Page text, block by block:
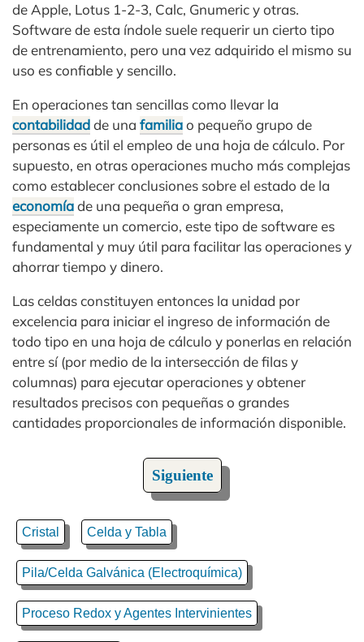
de Apple, Lotus 1-2-3, Calc, Gnumeric y otras.
Software de esta índole suele requerir un cierto tipo
de entrenamiento, pero una vez adquirido el mismo su
uso es confiable y sencillo.
En operaciones tan sencillas como llevar la
contabilidadde una familiao pequeño grupo de
personas es útil el empleo de una hoja de cálculo. Por
supuesto, en otras operaciones mucho más complejas
como establecer conclusiones sobre el estado de la
economíade una pequeña o gran empresa,
especiamente un comercio, este tipo de software es
fundamental y muy útil para facilitar las operaciones y
ahorrar tiempo y dinero.
Las celdas constituyen entonces la unidad por
excelencia para iniciar el ingreso de información de
todo tipo en una hoja de cálculo y ponerlas en relación
entre sí (por medio de la intersección de filas y
columnas) para ejecutar operaciones y obtener
resultados precisos con pequeñas o grandes
cantidades proporcionales de información disponible.
Siguiente
Cristal Celda y Tabla
Pila/Celda Galvánica (Electroquímica)
Proceso Redox y Agentes Intervinientes